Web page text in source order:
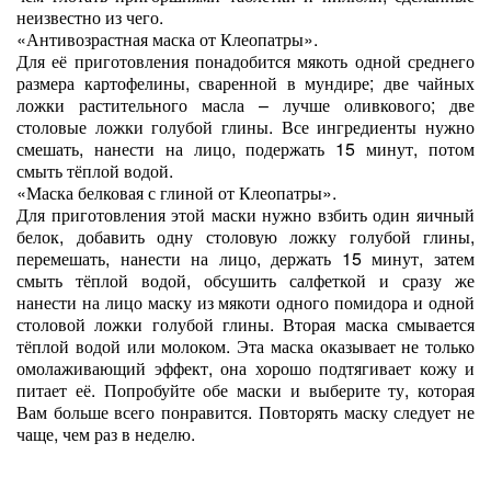
неизвестно из чего.
«Антивозрастная маска от Клеопатры».
Для её приготовления понадобится мякоть одной среднего
размера картофелины, сваренной в мундире; две чайных
ложки растительного масла – лучше оливкового; две
столовые ложки голубой глины. Все ингредиенты нужно
смешать, нанести на лицо, подержать 15 минут, потом
смыть тёплой водой.
«Маска белковая с глиной от Клеопатры».
Для приготовления этой маски нужно взбить один яичный
белок, добавить одну столовую ложку голубой глины,
перемешать, нанести на лицо, держать 15 минут, затем
смыть тёплой водой, обсушить салфеткой и сразу же
нанести на лицо маску из мякоти одного помидора и одной
столовой ложки голубой глины. Вторая маска смывается
тёплой водой или молоком. Эта маска оказывает не только
омолаживающий эффект, она хорошо подтягивает кожу и
питает её. Попробуйте обе маски и выберите ту, которая
Вам больше всего понравится. Повторять маску следует не
чаще, чем раз в неделю.